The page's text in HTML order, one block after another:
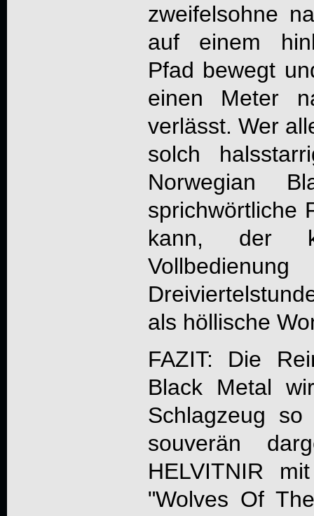
zweifelsohne
auf einem
Pfad bewegt
einen Meter
verlässt. Wer
solch
Norwegian
sprichwörtliche
kann, der
als höllische
FAZIT: Die
Black Metal
Schlagzeug so
souverän
HELVITNIR
"Wolves Of